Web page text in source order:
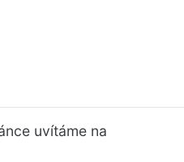
uvítáme na